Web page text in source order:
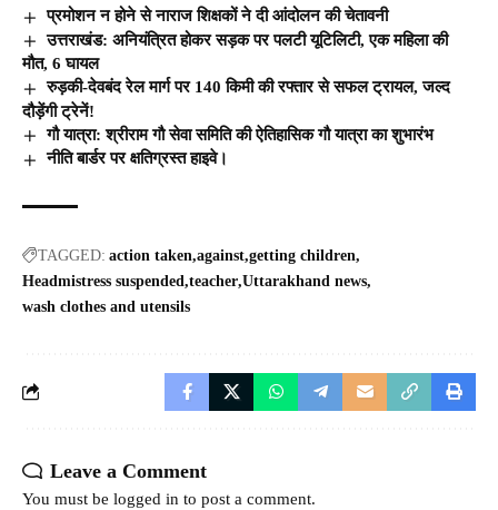
प्रमोशन न होने से नाराज शिक्षकों ने दी आंदोलन की चेतावनी
उत्तराखंड: अनियंत्रित होकर सड़क पर पलटी यूटिलिटी, एक महिला की
मौत, 6 घायल
रुड़की-देवबंद रेल मार्ग पर 140 किमी की रफ्तार से सफल ट्रायल, जल्द
दौड़ेंगी ट्रेनें!
गौ यात्रा: श्रीराम गौ सेवा समिति की ऐतिहासिक गौ यात्रा का शुभारंभ
नीति बार्डर पर क्षतिग्रस्त हाइवे।
TAGGED: action taken against getting children
Headmistress suspended teacher Uttarakhand news
wash clothes and utensils
Leave a Comment
You must be logged in to post a comment.